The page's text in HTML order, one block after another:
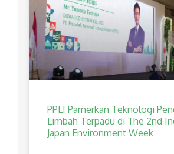
PPLI Pamerkan Teknologi
Limbah Terpadu di The 2nd
Japan Environment Week